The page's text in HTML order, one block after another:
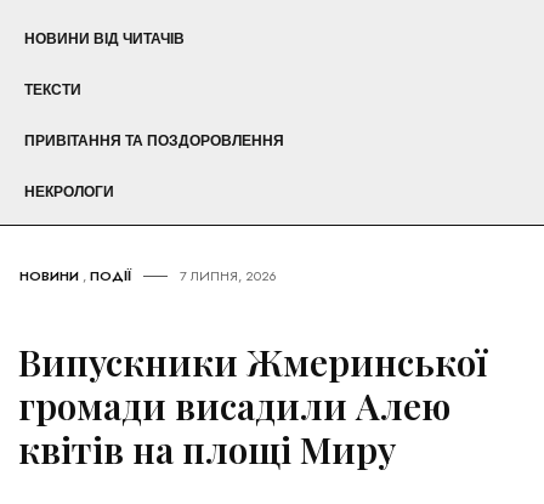
НОВИНИ ВІД ЧИТАЧІВ
ТЕКСТИ
ПРИВІТАННЯ ТА ПОЗДОРОВЛЕННЯ
НЕКРОЛОГИ
НОВИНИ ,ПОДІЇ 7 ЛИПНЯ, 2026
Випускники Жмеринської
громади висадили Алею
квітів на площі Миру